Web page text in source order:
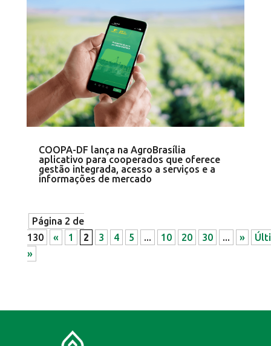
COOPA-DF lança na AgroBrasília
aplicativo para cooperados que oferece
gestão integrada, acesso a serviços e a
informações de mercado
Página 2 de
130
« 1 2 3 4 5 ... 10 20 30 ... »
»